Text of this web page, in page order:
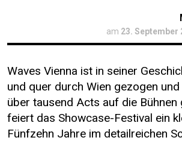
am 23. September
Waves Vienna ist in seiner
und quer durch Wien gezogen
über tausend Acts auf die Bühnen
feiert das Showcase-Festival ein
Fünfzehn Jahre im detailreichen